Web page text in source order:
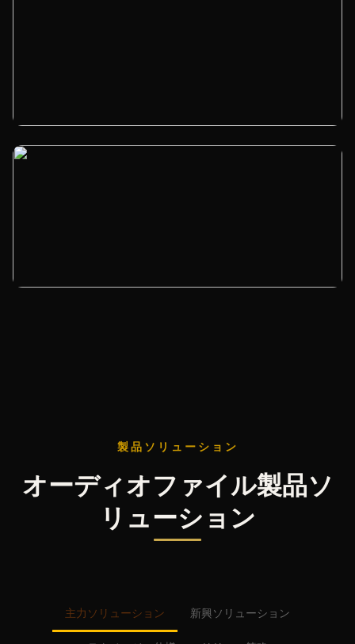
製品ソリューション
オーディオファイル製品ソ
リューション
主力ソリューション 新興ソリューション